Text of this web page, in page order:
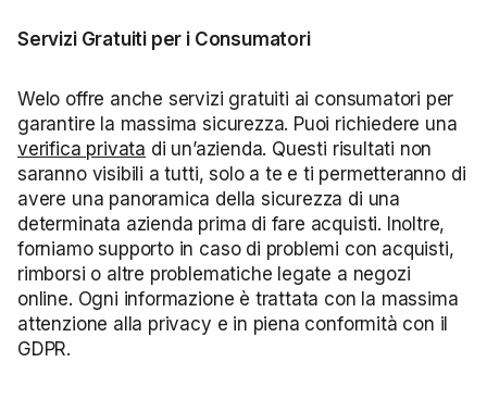
Servizi Gratuiti per i Consumatori
Welo offre anche servizi gratuiti ai consumatori per
garantire la massima sicurezza. Puoi richiedere una
verifica privata di un’azienda. Questi risultati non
saranno visibili a tutti, solo a te e ti permetteranno di
avere una panoramica della sicurezza di una
determinata azienda prima di fare acquisti. Inoltre,
forniamo supporto in caso di problemi con acquisti,
rimborsi o altre problematiche legate a negozi
online. Ogni informazione è trattata con la massima
attenzione alla privacy e in piena conformità con il
GDPR.